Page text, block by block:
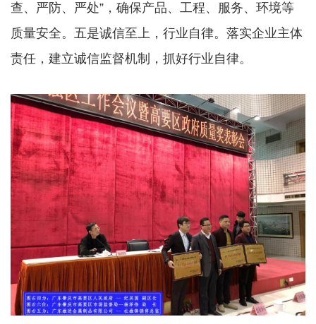
查、严防、严处”，确保产品、工程、服务、环境等
质量安全。五是诚信至上，行业自律。落实企业主体
责任，建立诚信监督机制，抓好行业自律。